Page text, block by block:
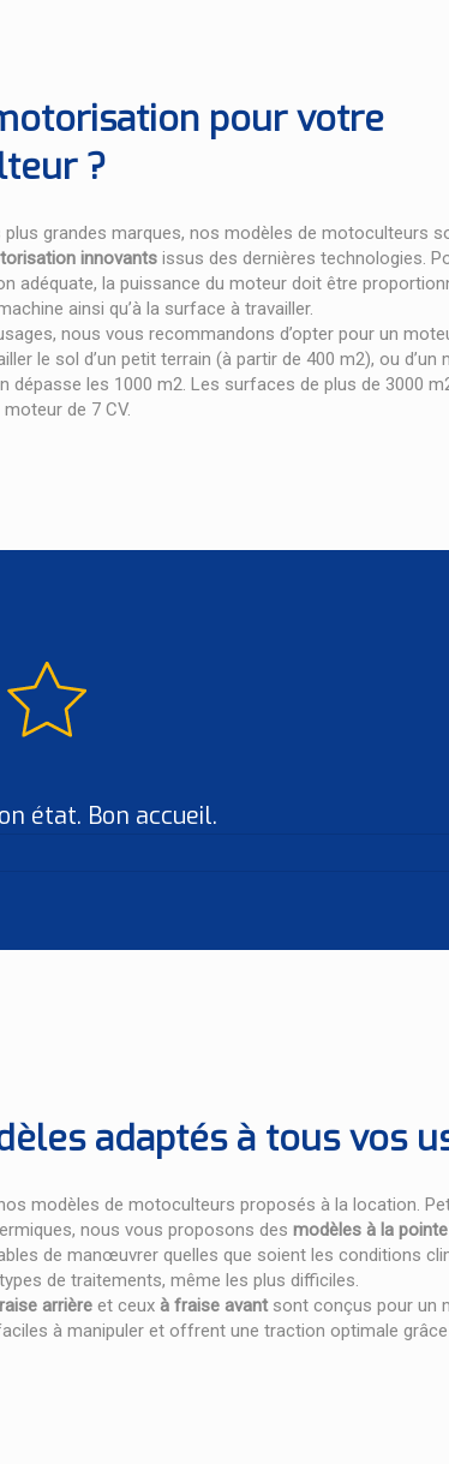
pour votre
?
plus grandes marques, nos modèles de motoculteurs
innovants issus des dernières technologies.
adéquate, la puissance du moteur doit être
ainsi qu’à la surface à travailler.
nous vous recommandons d’opter pour un
le sol d’un petit terrain (à partir de 400 m2), ou d’un
dépasse les 1000 m2. Les surfaces de plus de 3000
de 7 CV.
état. Bon accueil.
adaptés à tous vos
modèles de motoculteurs proposés à la location.
nous vous proposons desmodèles à la
de manœuvrer quelles que soient les conditions
de traitements, même les plus difficiles.
arrière et ceuxà fraise avant sont conçus pour un
à manipuler et offrent une traction optimale